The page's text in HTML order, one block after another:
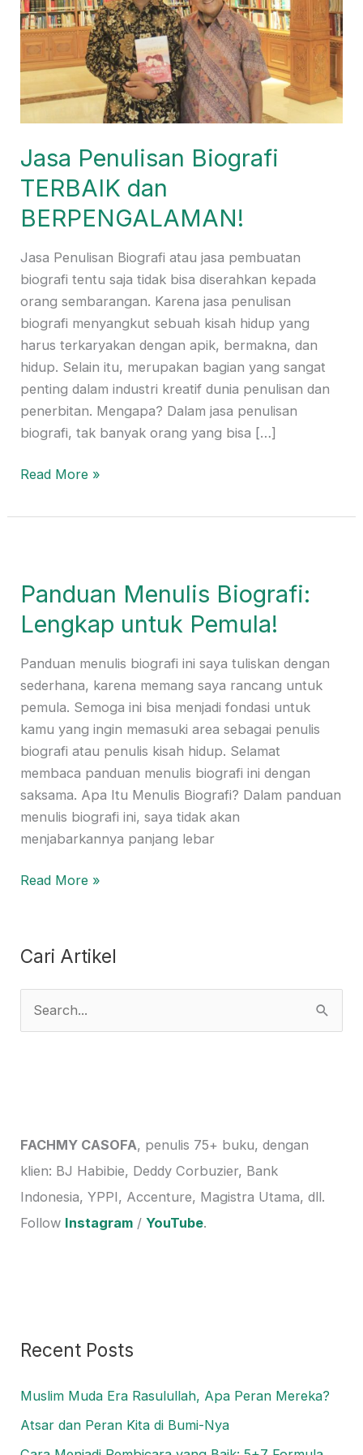
Jasa Penulisan Biografi
TERBAIK dan
BERPENGALAMAN!
Jasa Penulisan Biografi atau jasa pembuatan
biografi tentu saja tidak bisa diserahkan kepada
orang sembarangan. Karena jasa penulisan
biografi menyangkut sebuah kisah hidup yang
harus terkaryakan dengan apik, bermakna, dan
hidup. Selain itu, merupakan bagian yang sangat
penting dalam industri kreatif dunia penulisan dan
penerbitan. Mengapa? Dalam jasa penulisan
biografi, tak banyak orang yang bisa […]
Read More »
Panduan Menulis Biografi:
Lengkap untuk Pemula!
Panduan menulis biografi ini saya tuliskan dengan
sederhana, karena memang saya rancang untuk
pemula. Semoga ini bisa menjadi fondasi untuk
kamu yang ingin memasuki area sebagai penulis
biografi atau penulis kisah hidup. Selamat
membaca panduan menulis biografi ini dengan
saksama. Apa Itu Menulis Biografi? Dalam panduan
menulis biografi ini, saya tidak akan
menjabarkannya panjang lebar
Biografi:
Lengkap
untuk
Pemula!
Read More »
Cari Artikel
h
f
o
r
FACHMY CASOFA, penulis 75+ buku, dengan
klien: BJ Habibie, Deddy Corbuzier, Bank
Indonesia, YPPI, Accenture, Magistra Utama, dll.
Follow Instagram /YouTube.
Recent Posts
Muslim Muda Era Rasulullah, Apa Peran Mereka?
Atsar dan Peran Kita di Bumi-Nya